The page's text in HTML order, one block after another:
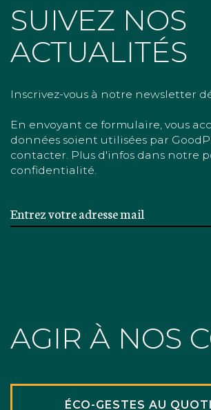
SUIVEZ NOS
ACTUALITÉS
Inscrivez-vous à notre newsletter
En envoyant ce formulaire, vous
données soient utilisées par
contacter. Plus d'infos dans notre
confidentialité.
AGIR À NOS
ÉCO-GESTES AU